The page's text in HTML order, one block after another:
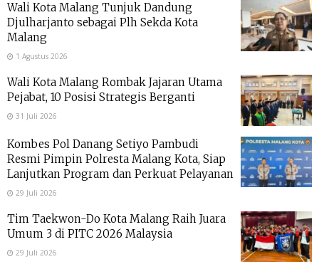
Wali Kota Malang Tunjuk Dandung
Djulharjanto sebagai Plh Sekda Kota
Malang
1 Agustus 2026
Wali Kota Malang Rombak Jajaran Utama
Pejabat, 10 Posisi Strategis Berganti
31 Juli 2026
Kombes Pol Danang Setiyo Pambudi
Resmi Pimpin Polresta Malang Kota, Siap
Lanjutkan Program dan Perkuat Pelayanan
29 Juli 2026
Tim Taekwon-Do Kota Malang Raih Juara
Umum 3 di PITC 2026 Malaysia
29 Juli 2026